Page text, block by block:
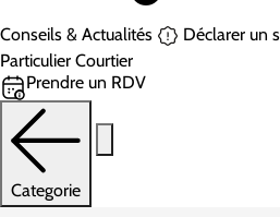
Conseils & Actualités Déclarer un
Particulier Courtier
Prendre un RDV
Categorie